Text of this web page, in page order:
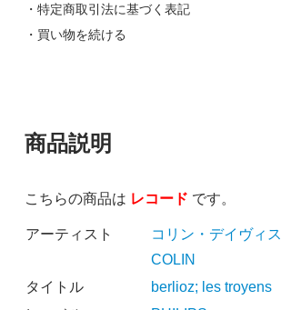
・特定商取引法に基づく表記
・買い物を続ける
商品説明
こちらの商品は レコード です。
アーティスト コリン・デイヴィス
COLIN
タイトル
berlioz; les troyens